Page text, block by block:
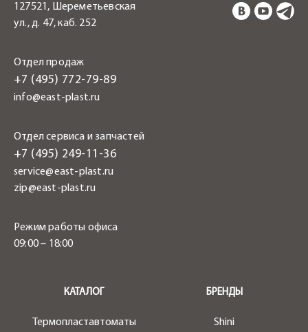
127521, Шереметьевская
ул., д. 47, каб. 252
Отдел продаж
+7 (495) 772-79-89
info@east-plast.ru
Отдел сервиса и запчастей
+7 (495) 249-11-36
service@east-plast.ru
zip@east-plast.ru
Режим работы офиса
09:00 – 18:00
КАТАЛОГ
Термопластавтоматы
БРЕНДЫ
Shini